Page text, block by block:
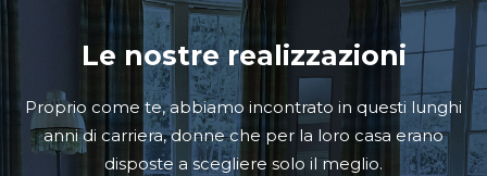
Le nostre realizzazioni
Proprio come te, abbiamo incontrato in questi lunghi
anni di carriera, donne che per la loro casa erano
disposte a scegliere solo il meglio.